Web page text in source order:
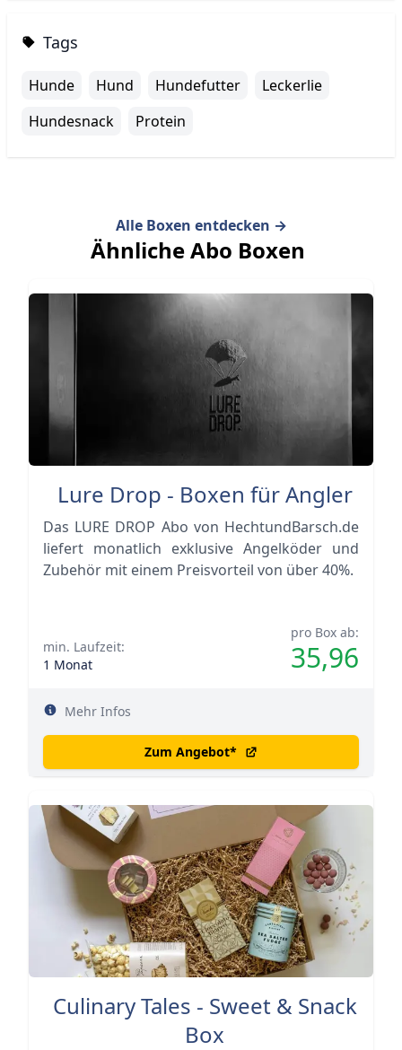
Tags
Hunde Hund Hundefutter
Leckerlie
Hundesnack
Protein
Ähnliche Abo Boxen
Alle Boxen entdecken →
Lure Drop - Boxen für Angler
Das LURE DROP Abo von HechtundBarsch.de
liefert monatlich exklusive Angelköder und
Zubehör mit einem Preisvorteil von über 40%.
pro Box ab:
35,96
min. Laufzeit:
1 Monat
Mehr Infos
Zum Angebot*
Culinary Tales - Sweet & Snack
Box